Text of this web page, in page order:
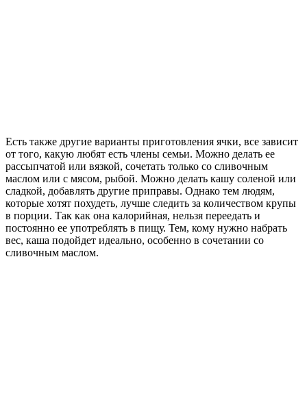
Есть также другие варианты приготовления ячки, все зависит
от того, какую любят есть члены семьи. Можно делать ее
рассыпчатой или вязкой, сочетать только со сливочным
маслом или с мясом, рыбой. Можно делать кашу соленой или
сладкой, добавлять другие приправы. Однако тем людям,
которые хотят похудеть, лучше следить за количеством крупы
в порции. Так как она калорийная, нельзя переедать и
постоянно ее употреблять в пищу. Тем, кому нужно набрать
вес, каша подойдет идеально, особенно в сочетании со
сливочным маслом.